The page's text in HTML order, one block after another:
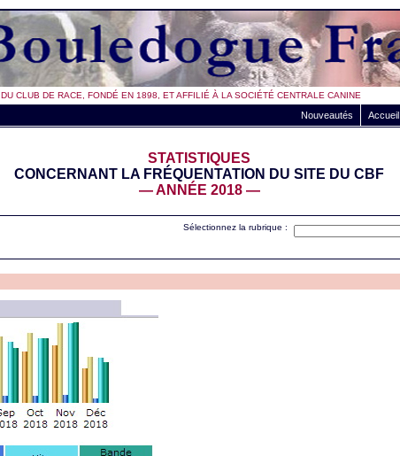
DU CLUB DE RACE, FONDÉ EN 1898, ET AFFILIÉ À LA SOCIÉTÉ CENTRALE CANINE
Accueil
Nouveautés
STATISTIQUES
CONCERNANT LA FRÉQUENTATION DU SITE DU CBF
— ANNÉE 2018 —
Sélectionnez la rubrique :